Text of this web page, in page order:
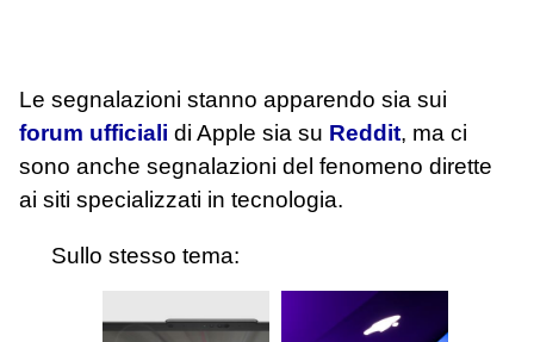
Le segnalazioni stanno apparendo sia sui
forum ufficiali di Apple sia su Reddit, ma ci
sono anche segnalazioni del fenomeno dirette
ai siti specializzati in tecnologia.
Sullo stesso tema: